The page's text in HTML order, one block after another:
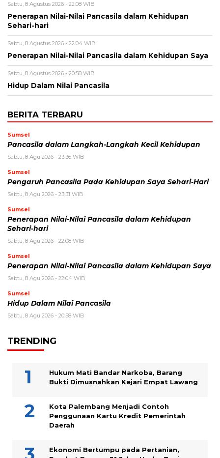
Sabtu, 8 Agustus 2026 - 22:08 WIB
Penerapan Nilai-Nilai Pancasila dalam Kehidupan
Sehari-hari
Sabtu, 8 Agustus 2026 - 22:04 WIB
Penerapan Nilai-Nilai Pancasila dalam Kehidupan Saya
Sabtu, 8 Agustus 2026 - 20:58 WIB
Hidup Dalam Nilai Pancasila
BERITA TERBARU
Sumsel
Pancasila dalam Langkah-Langkah Kecil Kehidupan
Sabtu, 8 Agu 2026 - 23:36 WIB
Sumsel
Pengaruh Pancasila Pada Kehidupan Saya Sehari-Hari
Sabtu, 8 Agu 2026 - 23:31 WIB
Sumsel
Penerapan Nilai-Nilai Pancasila dalam Kehidupan
Sehari-hari
Sabtu, 8 Agu 2026 - 22:08 WIB
Sumsel
Penerapan Nilai-Nilai Pancasila dalam Kehidupan Saya
Sabtu, 8 Agu 2026 - 22:04 WIB
Sumsel
Hidup Dalam Nilai Pancasila
Sabtu, 8 Agu 2026 - 20:58 WIB
TRENDING
Hukum Mati Bandar Narkoba, Barang
Bukti Dimusnahkan Kejari Empat Lawang
Kota Palembang Menjadi Contoh
Penggunaan Kartu Kredit Pemerintah
Daerah
Ekonomi Bertumpu pada Pertanian,